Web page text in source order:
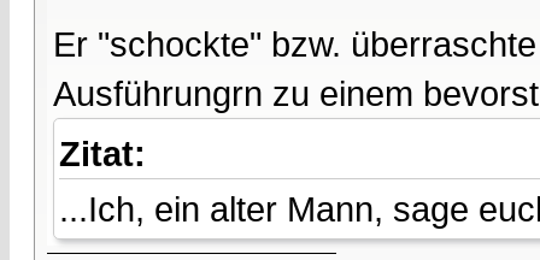
Er "schockte" bzw.
Ausführungrn zu einem
Zitat:
...Ich, ein alter Mann, sage